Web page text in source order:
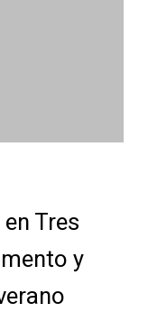
Tres
y